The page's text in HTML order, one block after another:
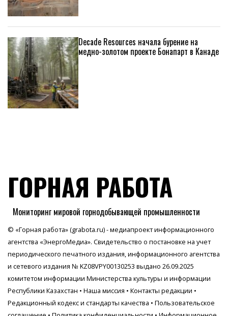
Decade Resources начала бурение на
медно-золотом проекте Бонапарт в Канаде
ГОРНАЯ РАБОТА
Мониторинг мировой горнодобывающей промышленности
© «Горная работа» (grabota.ru) - медиапроект информационного
агентства «ЭнергоМедиа». Свидетельство о постановке на учет
периодического печатного издания, информационного агентства
и сетевого издания № KZ08VPY00130253 выдано 26.09.2025
комитетом информации Министерства культуры и информации
Республики Казахстан • Наша миссия • Контакты редакции •
Редакционный кодекс и стандарты качества • Пользовательское